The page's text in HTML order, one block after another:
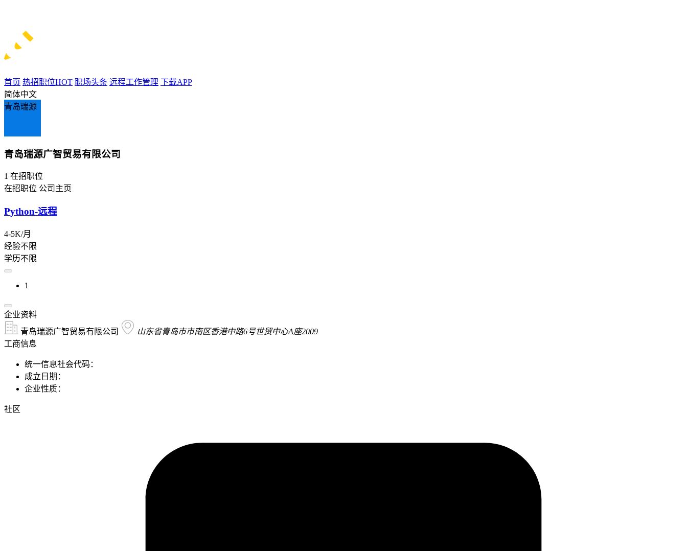
首页 热招职位HOT 职场头条 远程工作管理 下载APP
简体中文
青岛瑞源
青岛瑞源广智贸易有限公司
1 在招职位
在招职位 公司主页
Python-远程
4-5K/月
经验不限
学历不限
1
企业资料
青岛瑞源广智贸易有限公司
山东省青岛市市南区香港中路6号世贸中心A座2009
工商信息
统一信息社会代码：
成立日期：
企业性质：
社区